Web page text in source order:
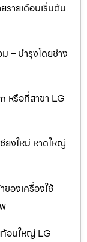
รายเดือนเริ่มต้น
– บำรุงโดยช่าง
หรือที่สาขา LG
งใหม่ หาดใหญ่
ของเครื่องใช้
ก้อนใหญ่ LG